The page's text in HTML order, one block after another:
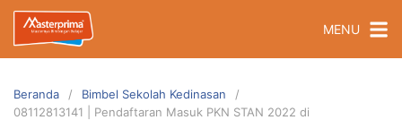
Langsung
konten
MENU
Beranda
Bimbel Sekolah Kedinasan
08112813141 | Pendaftaran Masuk PKN STAN 2022 di